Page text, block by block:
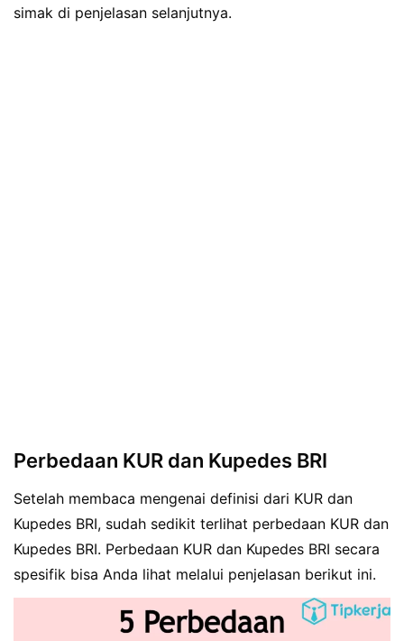
simak di penjelasan selanjutnya.
Perbedaan KUR dan Kupedes BRI
Setelah membaca mengenai definisi dari KUR dan
Kupedes BRI, sudah sedikit terlihat perbedaan KUR dan
Kupedes BRI. Perbedaan KUR dan Kupedes BRI secara
spesifik bisa Anda lihat melalui penjelasan berikut ini.